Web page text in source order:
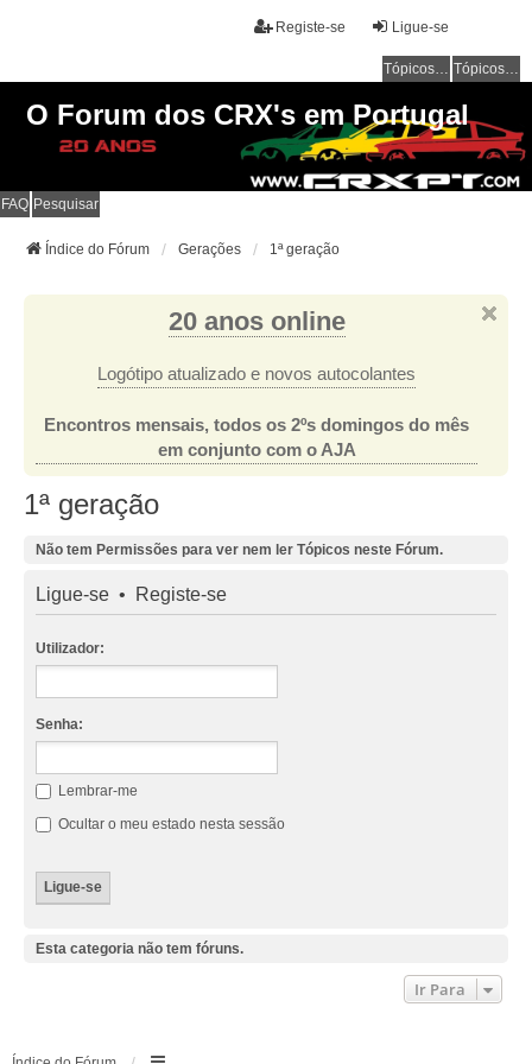
Ligue-se
Registe-se
Tópicos sem resposta Tópicos ativos
O Forum dos CRX's em Portugal
FAQ Pesquisar
Índice do Fórum Gerações 1ª geração
20 anos online
Logótipo atualizado e novos autocolantes
Encontros mensais, todos os 2ºs domingos do mês
em conjunto com o AJA
1ª geração
Não tem Permissões para ver nem ler Tópicos neste Fórum.
Ligue-se • Registe-se
Utilizador:
Senha:
Lembrar-me
Ocultar o meu estado nesta sessão
Esta categoria não tem fóruns.
Ir Para